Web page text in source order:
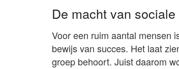
De macht van
Voor een ruim aantal mensen
bewijs van succes. Het laat
groep behoort. Juist daarom